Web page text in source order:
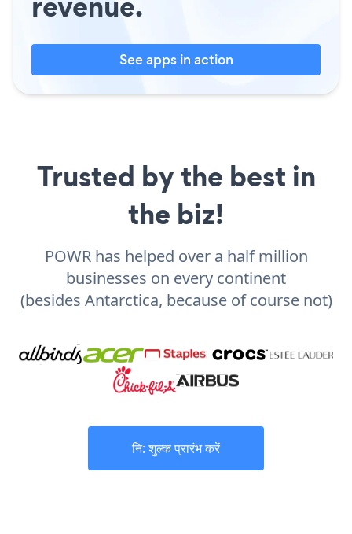
See apps in action
Trusted by the best in
the biz!
POWR has helped over a half million
businesses on every continent
(besides Antarctica, because of course not)
नि: शुल्क प्रारंभ करें